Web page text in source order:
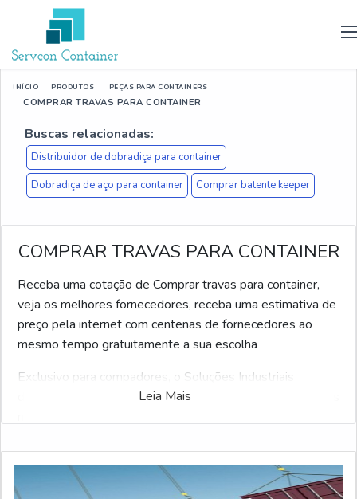
INÍCIO PRODUTOS PEÇAS PARA CONTAINERS
COMPRAR TRAVAS PARA CONTAINER
Buscas relacionadas:
Distribuidor de dobradiça para container
Dobradiça de aço para container
Comprar batente keeper
COMPRAR TRAVAS PARA CONTAINER
Receba uma cotação de Comprar travas para container,
veja os melhores fornecedores, receba uma estimativa de
preço pela internet com centenas de fornecedores ao
mesmo tempo gratuitamente a sua escolha
Exclusivo para compadores, o Soluções Industriais
desenvolveu o maior número de fornecedores qualificados
clique em uma ou mais das empresas logo abaixo:
Veja também:
Aluguel de Container
Leia Mais